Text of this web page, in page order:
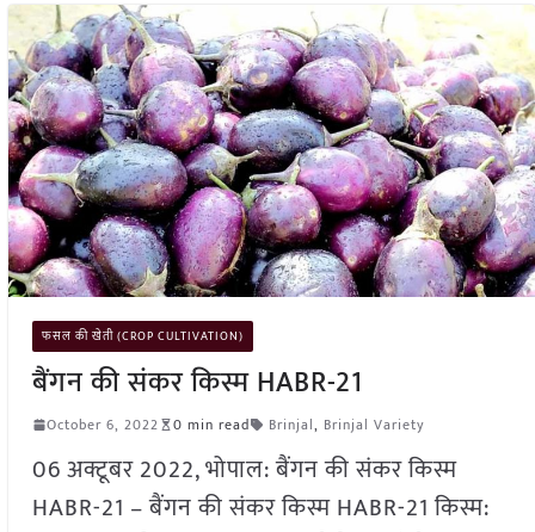
फसल की खेती (CROP CULTIVATION)
बैंगन की संकर किस्म HABR-21
October 6, 2022 0 min read Brinjal, Brinjal Variety
06 अक्टूबर 2022, भोपाल: बैंगन की संकर किस्म
HABR-21 – बैंगन की संकर किस्म HABR-21 किस्म: